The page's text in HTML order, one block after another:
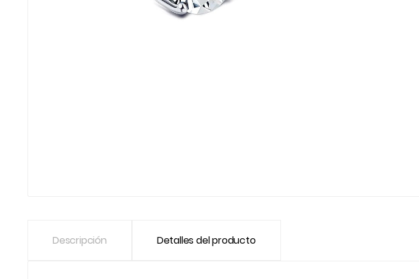
Descripción Detalles del producto